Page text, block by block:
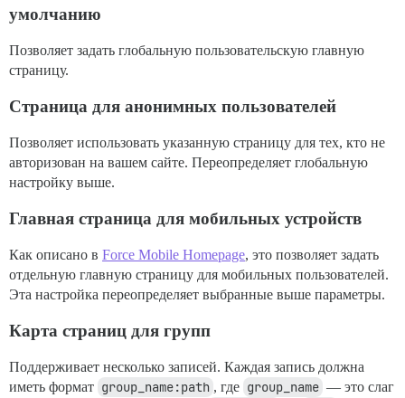
умолчанию
Позволяет задать глобальную пользовательскую главную
страницу.
Страница для анонимных пользователей
Позволяет использовать указанную страницу для тех, кто не
авторизован на вашем сайте. Переопределяет глобальную
настройку выше.
Главная страница для мобильных устройств
Как описано в Force Mobile Homepage, это позволяет задать
отдельную главную страницу для мобильных пользователей.
Эта настройка переопределяет выбранные выше параметры.
Карта страниц для групп
Поддерживает несколько записей. Каждая запись должна
иметь формат group_name:path , где group_name — это слаг